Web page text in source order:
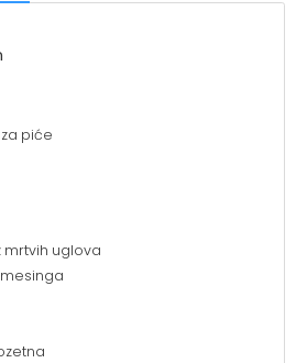
piće
mrtvih uglova